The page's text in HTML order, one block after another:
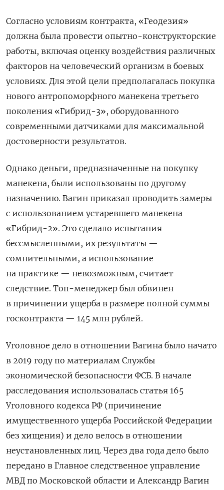
Согласно условиям контракта, «Геодезия»
должна была провести опытно-конструкторские
работы, включая оценку воздействия различных
факторов на человеческий организм в боевых
условиях. Для этой цели предполагалась покупка
нового антропоморфного манекена третьего
поколения «Гибрид-3», оборудованного
современными датчиками для максимальной
достоверности результатов.
Однако деньги, предназначенные на покупку
манекена, были использованы по другому
назначению. Вагин приказал проводить замеры
с использованием устаревшего манекена
«Гибрид-2». Это сделало испытания
бессмысленными, их результаты —
сомнительными, а использование
на практике — невозможным, считает
следствие. Топ-менеджер был обвинен
в причинении ущерба в размере полной суммы
госконтракта — 145 млн рублей.
Уголовное дело в отношении Вагина было начато
в 2019 году по материалам Службы
экономической безопасности ФСБ. В начале
расследования использовалась статья 165
Уголовного кодекса РФ (причинение
имущественного ущерба Российской Федерации
без хищения) и дело велось в отношении
неустановленных лиц. Через два года дело было
передано в Главное следственное управление
МВД по Московской области и Александр Вагин